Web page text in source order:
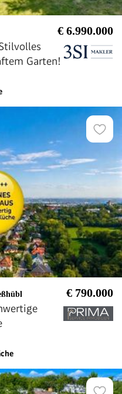
€ 6.990.000
Garten!
€ 790.000